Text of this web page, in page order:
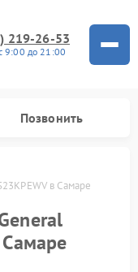
219-26-53
9:00 до 21:00
Позвонить
в Самаре
Самаре